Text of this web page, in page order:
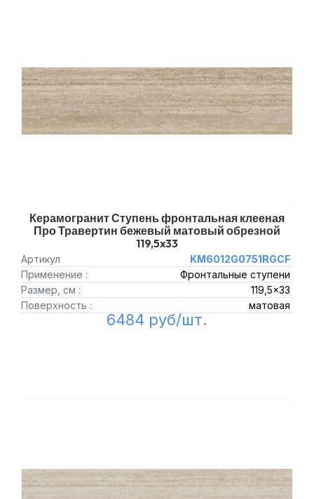
Керамогранит Ступень фронтальная клееная
Про Травертин бежевый матовый обрезной
119,5x33
Артикул
KM6012G0751RGCF
Применение :
Фронтальные ступени
Размер, см :
119,5x33
Поверхность :
матовая
6484 руб/шт.